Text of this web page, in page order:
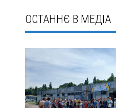
ОСТАННЄ В МЕДІА